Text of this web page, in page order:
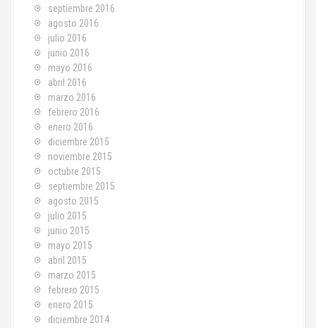
septiembre 2016
agosto 2016
julio 2016
junio 2016
mayo 2016
abril 2016
marzo 2016
febrero 2016
enero 2016
diciembre 2015
noviembre 2015
octubre 2015
septiembre 2015
agosto 2015
julio 2015
junio 2015
mayo 2015
abril 2015
marzo 2015
febrero 2015
enero 2015
diciembre 2014